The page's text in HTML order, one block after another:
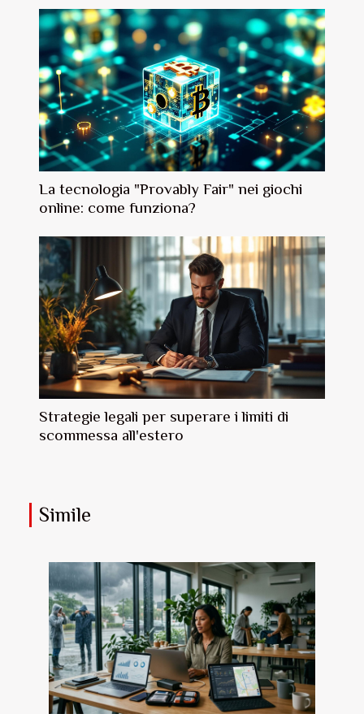
La tecnologia "Provably Fair" nei giochi
online: come funziona?
Strategie legali per superare i limiti di
scommessa all'estero
Simile